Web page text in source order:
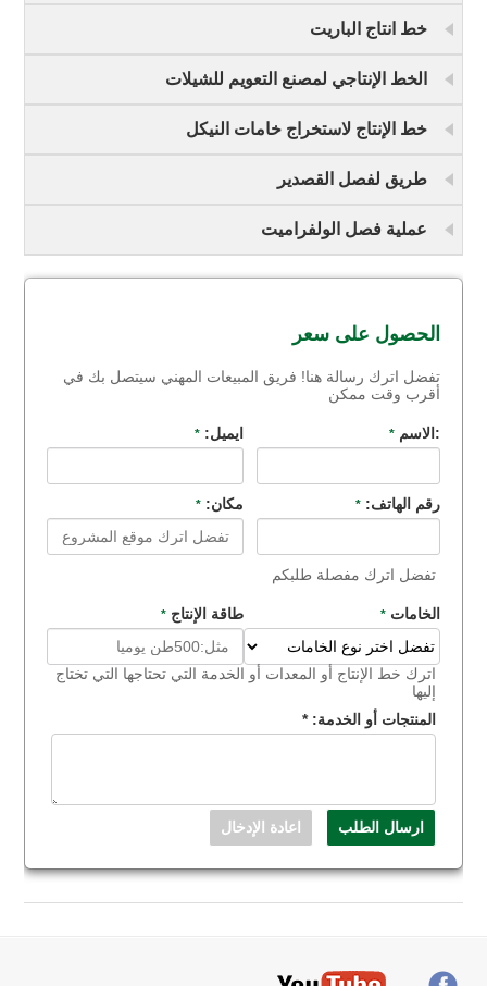
خط انتاج الباريت
الخط الإنتاجي لمصنع التعويم للشيلات
خط الإنتاج لاستخراج خامات النيكل
طريق لفصل القصدير
عملية فصل الولفراميت
الحصول على سعر
تفضل اترك رسالة هنا! فريق المبيعات المهني سيتصل بك في
أقرب وقت ممكن
:الاسم* ايميل: *
رقم الهاتف:* مكان: *
تفضل اترك مفصلة طلبكم
الخامات* طاقة الإنتاج *
اترك خط الإنتاج أو المعدات أو الخدمة التي تحتاجها التي تختاج
إليها
المنتجات أو الخدمة:*